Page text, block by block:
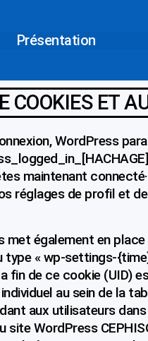
Présentation
COOKIES ET
WordPress
maintenant
réglages de profil et
met également en
type « wp-settings-
fin de ce cookie (UID)
au sein de la
aux utilisateurs
site WordPress